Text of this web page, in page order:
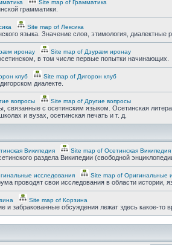
Site map of Грамматика
грамматики.
Site map of Лексика
языка. Значение слов, этимология, диалектные
иронау Site map of Дзурæм иронау
в том числе первые попытки начинающих.
клуб Site map of Дигорон клуб
диалекте.
вопросы Site map of Другие вопросы
связанные с осетинским языком. Осетинская
и вузах, осетинская печать и т. д.
Википедия Site map of Осетинская Википедия
раздела Википедии (свободной
исследования Site map of Оригинальные
проводят свои исследования в области истории,
Site map of Корзина
и забракованные обсуждения лежат здесь какое-то